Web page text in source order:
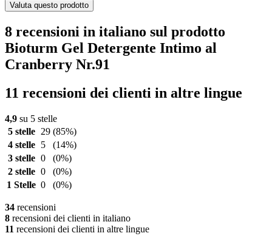
Valuta questo prodotto
8 recensioni in italiano sul prodotto
Bioturm Gel Detergente Intimo al
Cranberry Nr.91
11 recensioni dei clienti in altre lingue
4,9 su 5 stelle
5 stelle
29 (85%)
4 stelle
5
(14%)
3 stelle 0
(0%)
2 stelle 0
(0%)
1 Stelle 0 (0%)
34 recensioni
8 recensioni dei clienti in italiano
11 recensioni dei clienti in altre lingue